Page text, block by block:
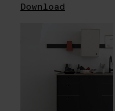
Download